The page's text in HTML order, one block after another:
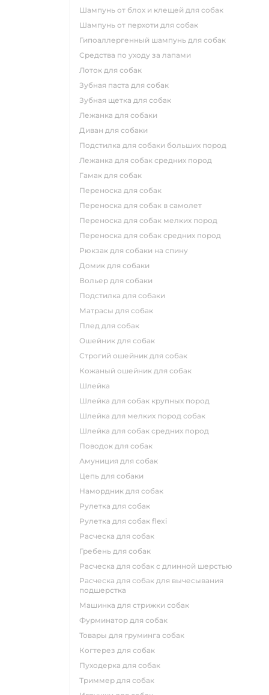
шампунь от блох и клещей для собак
шампунь от перхоти для собак
гипоаллергенный шампунь для собак
средства по уходу за лапами
лоток для собак
зубная паста для собак
зубная щетка для собак
лежанка для собаки
диван для собаки
подстилка для собаки больших пород
лежанка для собак средних пород
гамак для собак
переноска для собак
переноска для собак в самолет
переноска для собак мелких пород
переноска для собак средних пород
рюкзак для собаки на спину
домик для собаки
вольер для собаки
подстилка для собаки
матрасы для собак
плед для собак
ошейник для собак
строгий ошейник для собак
кожаный ошейник для собак
шлейка
шлейка для собак крупных пород
шлейка для мелких пород собак
шлейка для собак средних пород
поводок для собак
амуниция для собак
цепь для собаки
намордник для собак
рулетка для собак
рулетка для собак flexi
расческа для собак
гребень для собак
расческа для собак с длинной шерстью
расческа для собак для вычесывания
подшерстка
машинка для стрижки собак
фурминатор для собак
товары для груминга собак
когтерез для собак
пуходерка для собак
триммер для собак